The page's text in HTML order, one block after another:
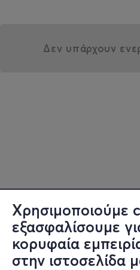
Χρησιμοποιούμε
εξασφαλίσουμε
κορυφαία
στην ιστοσελίδα
Δεν υπάρχουν